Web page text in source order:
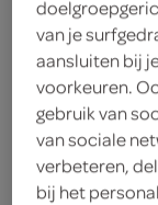
Let op:
producten,
verwerkt in
Verstegen
bami!
van je
aansluiten bij
voorkeuren.
gebruik van
van sociale
verbeteren,
bij het